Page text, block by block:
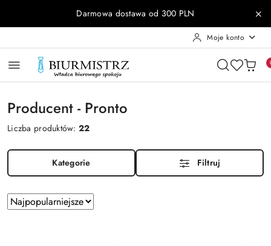
Przejdź do treści głównej
Przejdź do wyszukiwarki
Przejdź do moje konto
Przejdź do menu głównego
Przejdź do stopkiDarmowa dostawa od 300 PLN
Moje konto
Producent - Pronto
Liczba produktów:22
Kategorie Filtruj
Zastosowano
sortowanie:
Sortuj
według